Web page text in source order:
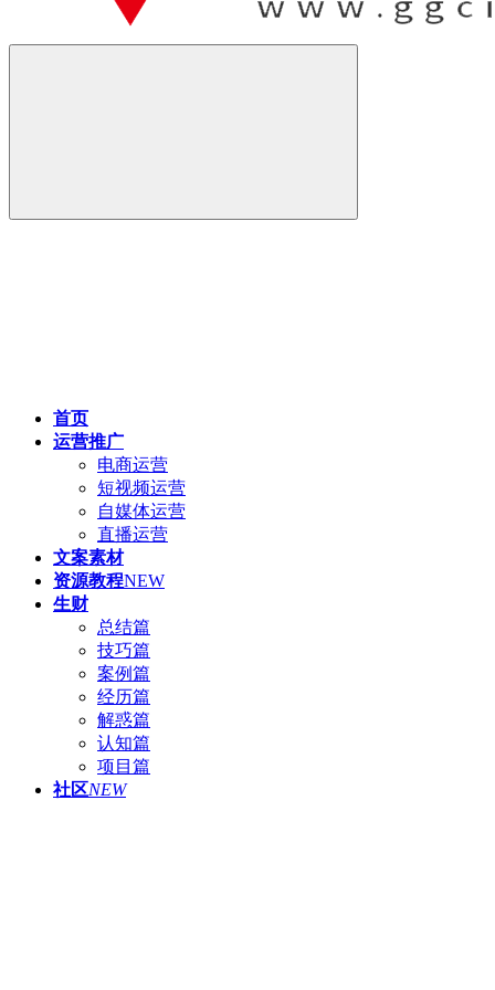
首页
运营推广
电商运营
短视频运营
自媒体运营
直播运营
文案素材
资源教程NEW
生财
总结篇
技巧篇
案例篇
经历篇
解惑篇
认知篇
项目篇
社区NEW